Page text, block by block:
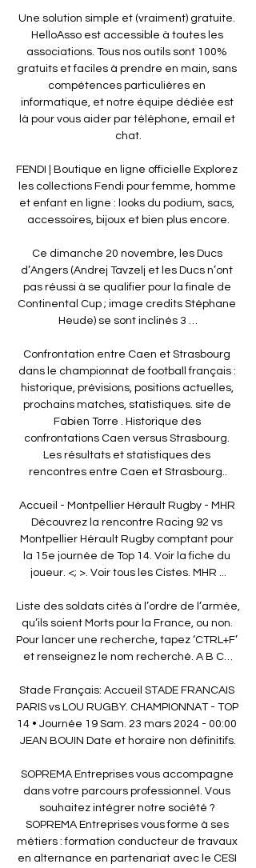
Une solution simple et (vraiment) gratuite.
HelloAsso est accessible à toutes les
associations. Tous nos outils sont 100%
gratuits et faciles à prendre en main, sans
compétences particulières en
informatique, et notre équipe dédiée est
là pour vous aider par téléphone, email et
chat.
FENDI | Boutique en ligne officielle Explorez
les collections Fendi pour femme, homme
et enfant en ligne : looks du podium, sacs,
accessoires, bijoux et bien plus encore.
Ce dimanche 20 novembre, les Ducs
d’Angers (Andrej Tavzelj et les Ducs n’ont
pas réussi à se qualifier pour la finale de
Continental Cup ; image credits Stéphane
Heude) se sont inclinés 3 …
Confrontation entre Caen et Strasbourg
dans le championnat de football français :
historique, prévisions, positions actuelles,
prochains matches, statistiques. site de
Fabien Torre . Historique des
confrontations Caen versus Strasbourg.
Les résultats et statistiques des
rencontres entre Caen et Strasbourg..
Accueil - Montpellier Hérault Rugby - MHR
Découvrez la rencontre Racing 92 vs
Montpellier Hérault Rugby comptant pour
la 15e journée de Top 14. Voir la fiche du
joueur. <; >. Voir tous les Cistes. MHR ...
Liste des soldats cités à l’ordre de l’armée,
qu’ils soient Morts pour la France, ou non.
Pour lancer une recherche, tapez ‘CTRL+F’
et renseignez le nom recherché. A B C…
Stade Français: Accueil STADE FRANCAIS
PARIS vs LOU RUGBY. CHAMPIONNAT - TOP
14 • Journée 19 Sam. 23 mars 2024 - 00:00
JEAN BOUIN Date et horaire non définitifs.
SOPREMA Entreprises vous accompagne
dans votre parcours professionnel. Vous
souhaitez intégrer notre société ?
SOPREMA Entreprises vous forme à ses
métiers : formation conducteur de travaux
en alternance en partenariat avec le CESI